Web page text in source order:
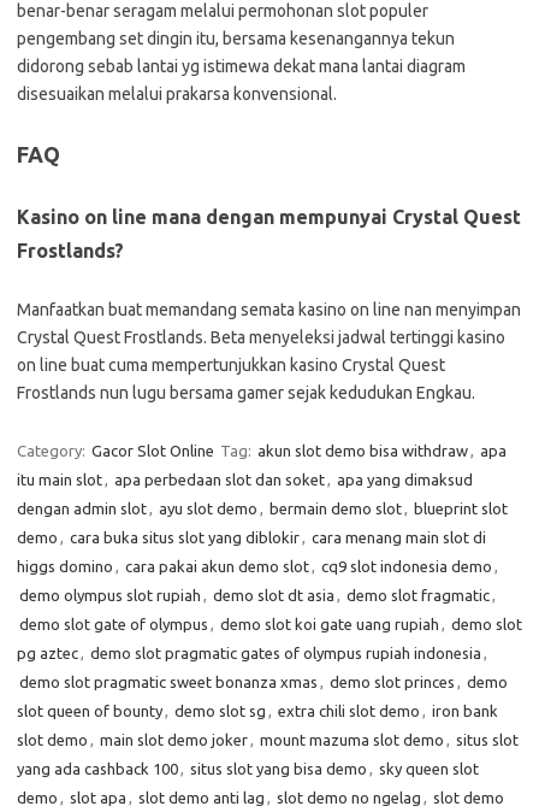
benar-benar seragam melalui permohonan slot populer
pengembang set dingin itu, bersama kesenangannya tekun
didorong sebab lantai yg istimewa dekat mana lantai diagram
disesuaikan melalui prakarsa konvensional.
FAQ
Kasino on line mana dengan mempunyai Crystal Quest
Frostlands?
Manfaatkan buat memandang semata kasino on line nan menyimpan
Crystal Quest Frostlands. Beta menyeleksi jadwal tertinggi kasino
on line buat cuma mempertunjukkan kasino Crystal Quest
Frostlands nun lugu bersama gamer sejak kedudukan Engkau.
Category: Gacor Slot Online Tag: akun slot demo bisa withdraw, apa
itu main slot, apa perbedaan slot dan soket, apa yang dimaksud
dengan admin slot, ayu slot demo , bermain demo slot, blueprint slot
demo , cara buka situs slot yang diblokir, cara menang main slot di
higgs domino , cara pakai akun demo slot, cq9 slot indonesia demo ,
demo olympus slot rupiah , demo slot dt asia , demo slot fragmatic,
demo slot gate of olympus , demo slot koi gate uang rupiah , demo slot
pg aztec, demo slot pragmatic gates of olympus rupiah indonesia ,
demo slot pragmatic sweet bonanza xmas , demo slot princes , demo
slot queen of bounty, demo slot sg , extra chili slot demo , iron bank
slot demo , main slot demo joker, mount mazuma slot demo , situs slot
yang ada cashback 100, situs slot yang bisa demo , sky queen slot
demo , slot apa , slot demo anti lag , slot demo no ngelag , slot demo